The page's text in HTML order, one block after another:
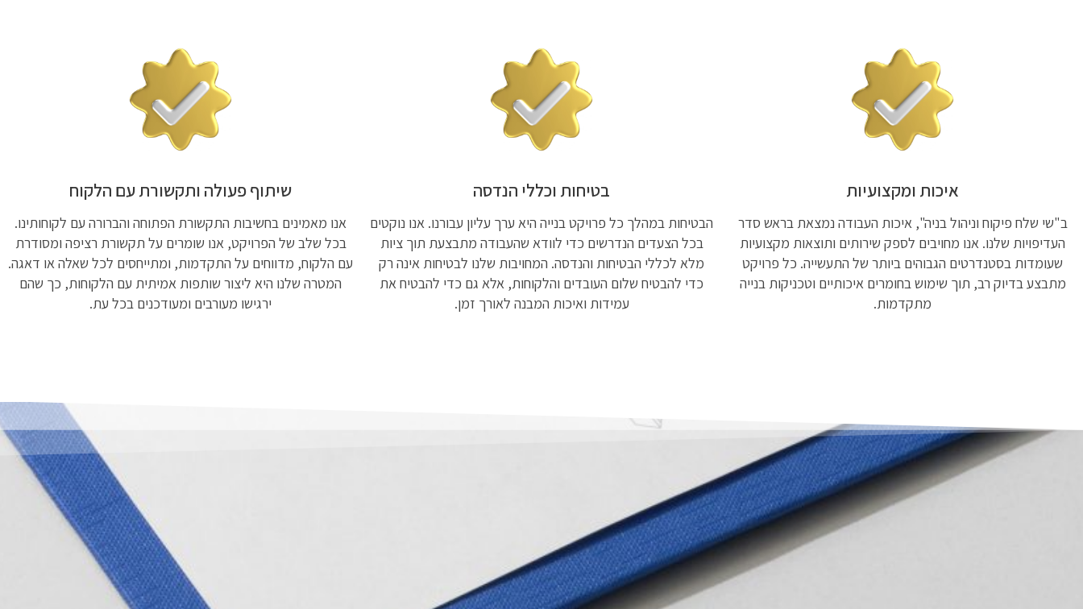
איכות ומקצועיות
ב"שי שלח פיקוח וניהול בניה", איכות העבודה נמצאת בראש סדר
העדיפויות שלנו. אנו מחויבים לספק שירותים ותוצאות מקצועיות
שעומדות בסטנדרטים הגבוהים ביותר של התעשייה. כל פרויקט
מתבצע בדיוק רב, תוך שימוש בחומרים איכותיים וטכניקות בנייה
מתקדמות.
בטיחות וכללי הנדסה
הבטיחות במהלך כל פרויקט בנייה היא ערך עליון עבורנו. אנו נוקטים
בכל הצעדים הנדרשים כדי לוודא שהעבודה מתבצעת תוך ציות
מלא לכללי הבטיחות והנדסה. המחויבות שלנו לבטיחות אינה רק
כדי להבטיח שלום העובדים והלקוחות, אלא גם כדי להבטיח את
עמידות ואיכות המבנה לאורך זמן.
שיתוף פעולה ותקשורת עם הלקוח
אנו מאמינים בחשיבות התקשורת הפתוחה והברורה עם לקוחותינו.
בכל שלב של הפרויקט, אנו שומרים על תקשורת רציפה ומסודרת
עם הלקוח, מדווחים על התקדמות, ומתייחסים לכל שאלה או דאגה.
המטרה שלנו היא ליצור שותפות אמיתית עם הלקוחות, כך שהם
ירגישו מעורבים ומעודכנים בכל עת.